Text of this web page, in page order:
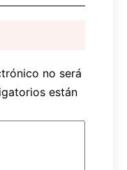
no será
están